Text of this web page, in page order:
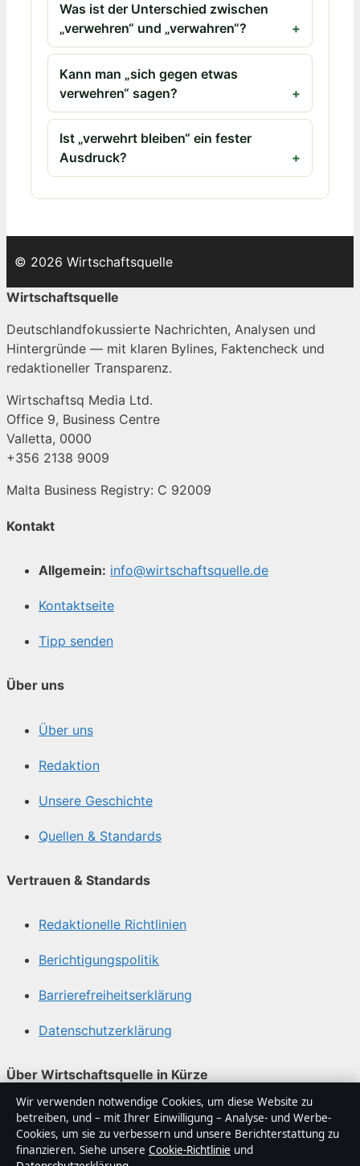
Was ist der Unterschied zwischen
„verwehren“ und „verwahren“?
Kann man „sich gegen etwas
verwehren“ sagen?
Ist „verwehrt bleiben“ ein fester
Ausdruck?
© 2026 Wirtschaftsquelle
Wirtschaftsquelle
Deutschlandfokussierte Nachrichten, Analysen und
Hintergründe — mit klaren Bylines, Faktencheck und
redaktioneller Transparenz.
Wirtschaftsq Media Ltd.
Office 9, Business Centre
Valletta, 0000
+356 2138 9009
Malta Business Registry: C 92009
Kontakt
Allgemein: info@wirtschaftsquelle.de
Kontaktseite
Tipp senden
Über uns
Über uns
Redaktion
Unsere Geschichte
Quellen & Standards
Vertrauen & Standards
Redaktionelle Richtlinien
Berichtigungspolitik
Barrierefreiheitserklärung
Datenschutzerklärung
Über Wirtschaftsquelle in Kürze
Wirtschaftsquelle ist ein unabhängiger digitaler
Nachrichtenanbieter mit Fokus auf Politik, Wirtschaft,
Technik und Gesellschaft in Deutschland. Jeder Artikel
Wir verwenden notwendige Cookies, um diese Website zu
betreiben, und – mit Ihrer Einwilligung – Analyse- und Werbe-
Cookies, um sie zu verbessern und unsere Berichterstattung zu
finanzieren. Siehe unsere Cookie-Richtlinie und